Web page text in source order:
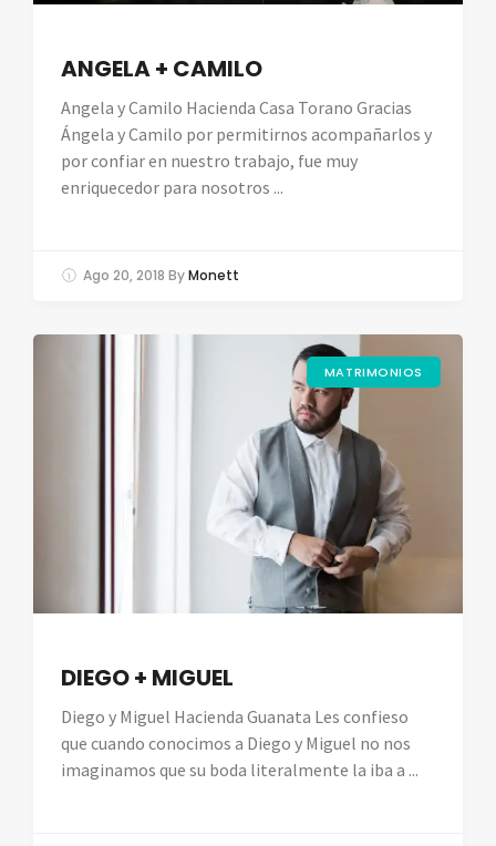
ANGELA + CAMILO
Angela y Camilo Hacienda Casa Torano Gracias
Ángela y Camilo por permitirnos acompañarlos y
por confiar en nuestro trabajo, fue muy
enriquecedor para nosotros ...
Ago 20, 2018 ByMonett
MATRIMONIOS
DIEGO + MIGUEL
Diego y Miguel Hacienda Guanata Les confieso
que cuando conocimos a Diego y Miguel no nos
imaginamos que su boda literalmente la iba a ...